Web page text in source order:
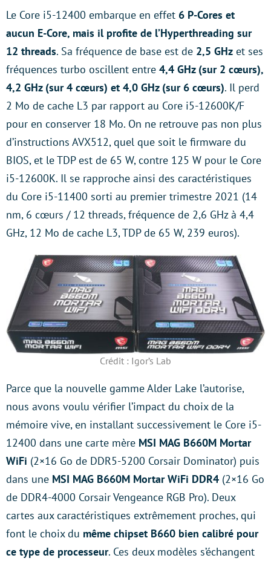
Le Core i5-12400 embarque en effet 6 P-Cores et
aucun E-Core, mais il profite de l’Hyperthreading sur
12 threads. Sa fréquence de base est de 2,5 GHz et ses
fréquences turbo oscillent entre 4,4 GHz (sur 2 cœurs),
4,2 GHz (sur 4 cœurs) et 4,0 GHz (sur 6 cœurs). Il perd
2 Mo de cache L3 par rapport au Core i5-12600K/F
pour en conserver 18 Mo. On ne retrouve pas non plus
d’instructions AVX512, quel que soit le firmware du
BIOS, et le TDP est de 65 W, contre 125 W pour le Core
i5-12600K. Il se rapproche ainsi des caractéristiques
du Core i5-11400 sorti au premier trimestre 2021 (14
nm, 6 cœurs / 12 threads, fréquence de 2,6 GHz à 4,4
GHz, 12 Mo de cache L3, TDP de 65 W, 239 euros).
Crédit : Igor’s Lab
Parce que la nouvelle gamme Alder Lake l’autorise,
nous avons voulu vérifier l’impact du choix de la
mémoire vive, en installant successivement le Core i5-
12400 dans une carte mère MSI MAG B660M Mortar
WiFi (2×16 Go de DDR5-5200 Corsair Dominator) puis
dans une MSI MAG B660M Mortar WiFi DDR4 (2×16 Go
de DDR4-4000 Corsair Vengeance RGB Pro). Deux
cartes aux caractéristiques extrêmement proches, qui
font le choix du même chipset B660 bien calibré pour
ce type de processeur. Ces deux modèles s’échangent